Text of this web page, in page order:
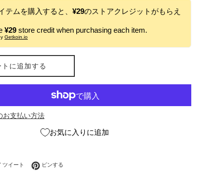
テムを購入すると、 ¥29のストアクレジットがもらえ
¥29 store credit when purchasing each item.
Getkoin.io
に追加する
お支払い方法
お気に入りに追加
でシェアする
ツイート Twitterに投稿する
ピンする